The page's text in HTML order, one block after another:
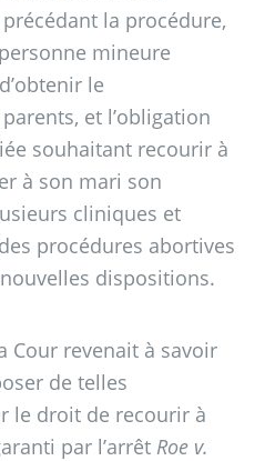
la procédure,
mineure
le
et l’obligation
souhaitant recourir à
à son mari son
cliniques et
procédures abortives
dispositions.
Cour revenait à savoir
de telles
le droit de recourir à
par l’arrêt Roe v.